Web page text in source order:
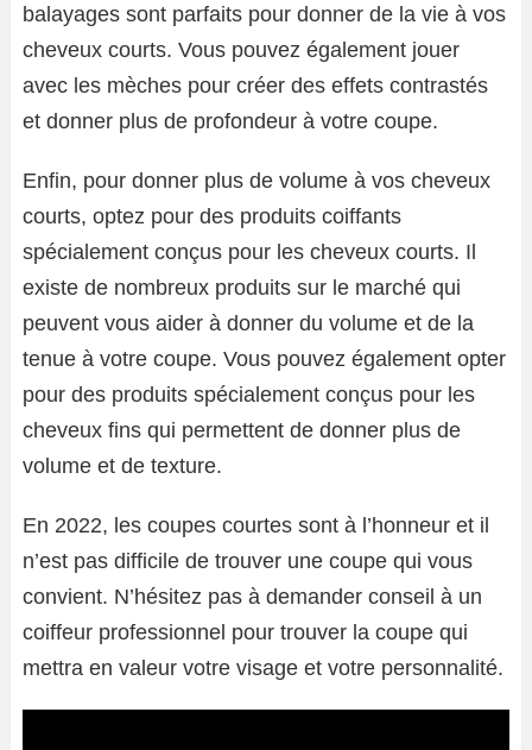
balayages sont parfaits pour donner de la vie à vos
cheveux courts. Vous pouvez également jouer
avec les mèches pour créer des effets contrastés
et donner plus de profondeur à votre coupe.
Enfin, pour donner plus de volume à vos cheveux
courts, optez pour des produits coiffants
spécialement conçus pour les cheveux courts. Il
existe de nombreux produits sur le marché qui
peuvent vous aider à donner du volume et de la
tenue à votre coupe. Vous pouvez également opter
pour des produits spécialement conçus pour les
cheveux fins qui permettent de donner plus de
volume et de texture.
En 2022, les coupes courtes sont à l’honneur et il
n’est pas difficile de trouver une coupe qui vous
convient. N’hésitez pas à demander conseil à un
coiffeur professionnel pour trouver la coupe qui
mettra en valeur votre visage et votre personnalité.